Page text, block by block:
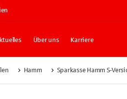
Über uns Karriere
Hamm Sparkasse Hamm S-